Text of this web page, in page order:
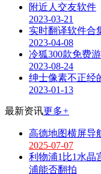
附近人交友软件
2023-03-21
实时翻译软件合
2023-04-08
冷狐300款免费
2023-08-24
绅士像素不正经
2023-01-13
最新资讯更多+
高德地图横屏导
2025-07-07
利物浦1比1水晶
浦能否翻拍